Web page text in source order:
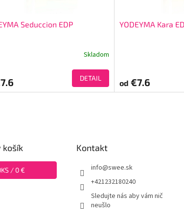
Seduccion EDP
Skladom
DETAIL
YODEYMA Kara
od €7.6
košík
KS / 0 €
Kontakt
info@swee.sk
+421232180240
Sledujte nás aby vám nič
neušlo